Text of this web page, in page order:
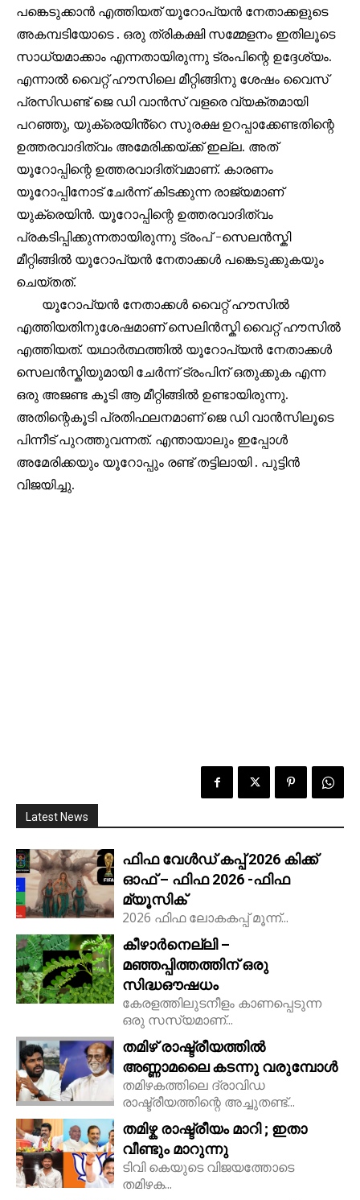
safe with us.
32,111
Followers
32,214
Followers
11,243
Followers
പങ്കെടുക്കാൻ എത്തിയത് യൂറോപ്യൻ നേതാക്കളുടെ
അകമ്പടിയോടെ . ഒരു ത്രികക്ഷി സമ്മേളനം ഇതിലൂടെ
സാധ്യമാക്കാം എന്നതായിരുന്നു ട്രംപിന്റെ ഉദ്ദേശ്യം.
എന്നാൽ വൈറ്റ് ഹൗസിലെ മീറ്റിങ്ങിനു ശേഷം വൈസ്
പ്രസിഡണ്ട് ജെ ഡി വാൻസ് വളരെ വ്യക്തമായി
പറഞ്ഞു, യുക്രെയിൻ്റെ സുരക്ഷ ഉറപ്പാക്കേണ്ടതിന്റെ
ഉത്തരവാദിത്വം അമേരിക്കയ്ക്ക് ഇല്ല. അത്
യൂറോപ്പിന്റെ ഉത്തരവാദിത്വമാണ്. കാരണം
യൂറോപ്പിനോട് ചേർന്ന് കിടക്കുന്ന രാജ്യമാണ്
യുക്രെയിൻ. യൂറോപ്പിന്റെ ഉത്തരവാദിത്വം
പ്രകടിപ്പിക്കുന്നതായിരുന്നു ട്രംപ് -സെലൻസ്കി
മീറ്റിങ്ങിൽ യൂറോപ്യൻ നേതാക്കൾ പങ്കെടുക്കുകയും
ചെയ്തത്.
യൂറോപ്യൻ നേതാക്കൾ വൈറ്റ് ഹൗസിൽ
എത്തിയതിനുശേഷമാണ് സെലിൻസ്കി വൈറ്റ് ഹൗസിൽ
എത്തിയത്. യഥാർത്ഥത്തിൽ യൂറോപ്യൻ നേതാക്കൾ
സെലൻസ്കിയുമായി ചേർന്ന് ട്രംപിന് ഒതുക്കുക എന്ന
ഒരു അജണ്ട കൂടി ആ മീറ്റിങ്ങിൽ ഉണ്ടായിരുന്നു.
അതിന്റെകൂടി പ്രതിഫലനമാണ് ജെ ഡി വാൻസിലൂടെ
പിന്നീട് പുറത്തുവന്നത്. എന്തായാലും ഇപ്പോൾ
അമേരിക്കയും യൂറോപ്പും രണ്ട് തട്ടിലായി . പുട്ടിൻ
വിജയിച്ചു.
Latest News
ഫിഫ വേൾഡ് കപ്പ് 2026 കിക്ക്‌
ഓഫ് – ഫിഫ 2026 -ഫിഫ
മ്യൂസിക്
2026 ഫിഫ ലോകകപ്പ് മൂന്ന്...
കീഴാർനെല്ലി –
മഞ്ഞപ്പിത്തത്തിന് ഒരു
സിദ്ധഔഷധം
കേരളത്തിലുടനീളം കാണപ്പെടുന്ന
ഒരു സസ്യമാണ്...
തമിഴ് രാഷ്ട്രീയത്തിൽ
അണ്ണാമലൈ കടന്നു വരുമ്പോൾ
തമിഴകത്തിലെ ദ്രാവിഡ
രാഷ്ട്രീയത്തിന്റെ അച്ചുതണ്ട്...
തമിഴ്ക രാഷ്ട്രീയം മാറി ; ഇതാ
വീണ്ടും മാറുന്നു
ടിവി കെയുടെ വിജയത്തോടെ
തമിഴക...